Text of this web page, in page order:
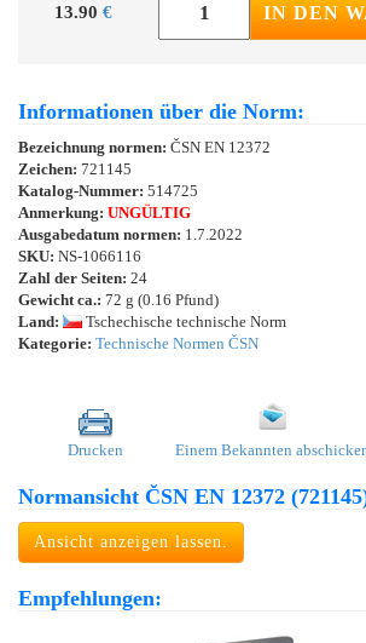
13.90 € IN DEN
Informationen über die Norm:
Bezeichnung normen: ČSN EN 12372
Zeichen: 721145
Katalog-Nummer: 514725
Anmerkung: UNGÜLTIG
Ausgabedatum normen: 1.7.2022
SKU: NS-1066116
Zahl der Seiten: 24
Gewicht ca.: 72 g (0.16 Pfund)
Land:
Tschechische technische Norm
Kategorie: Technische Normen ČSN
Drucken Einem Bekannten
Normansicht ČSN EN 12372
Ansicht anzeigen lassen.
Empfehlungen: